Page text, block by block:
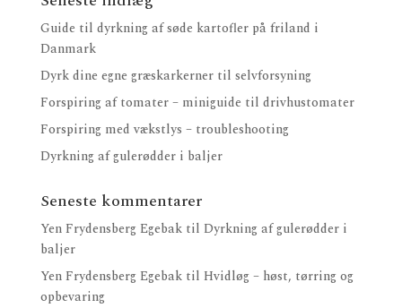
Guide til dyrkning af søde kartofler på friland i
Danmark
Dyrk dine egne græskarkerner til selvforsyning
Forspiring af tomater – miniguide til drivhustomater
Forspiring med vækstlys – troubleshooting
Dyrkning af gulerødder i baljer
Seneste kommentarer
Yen Frydensberg Egebaktil Dyrkning af gulerødder i
baljer
Yen Frydensberg Egebaktil Hvidløg – høst, tørring og
opbevaring